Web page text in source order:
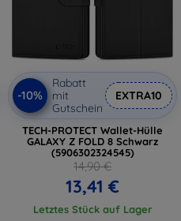
-10%
Rabatt
mit
Gutschein
EXTRA10
TECH-PROTECT Wallet-Hülle
GALAXY Z FOLD 8 Schwarz
(5906302324545)
14,90 €
13,41 €
Letztes Stück auf Lager